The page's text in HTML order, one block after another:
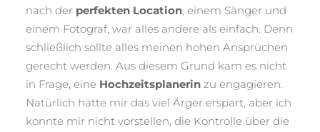
nach der perfekten Location, einem Sänger und
einem Fotograf, war alles andere als einfach. Denn
schließlich sollte alles meinen hohen Ansprüchen
gerecht werden. Aus diesem Grund kam es nicht
in Frage, eine Hochzeitsplanerinzu engagieren.
Natürlich hätte mir das viel Ärger erspart, aber ich
konnte mir nicht vorstellen, die Kontrolle über die